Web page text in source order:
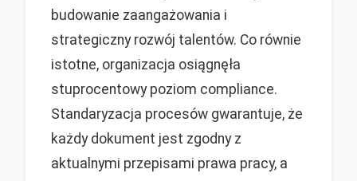
budowanie zaangażowania i
strategiczny rozwój talentów. Co równie
istotne, organizacja osiągnęła
stuprocentowy poziom compliance.
Standaryzacja procesów gwarantuje, że
każdy dokument jest zgodny z
aktualnymi przepisami prawa pracy, a